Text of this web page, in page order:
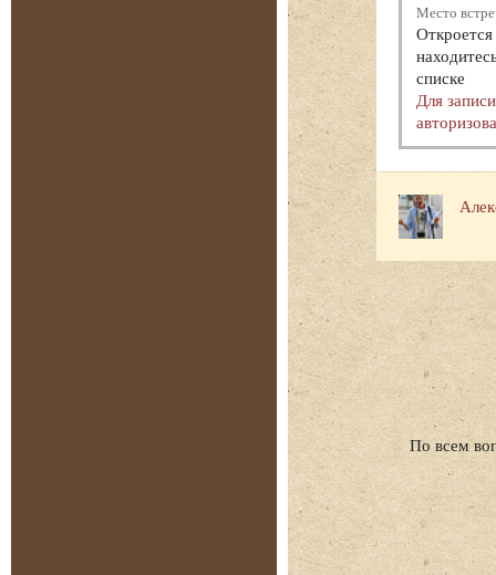
Место
списке
Для
По всем